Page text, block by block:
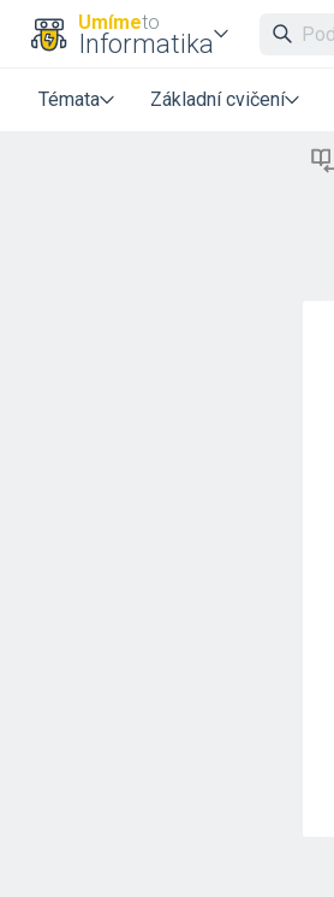
Umímeto
Informatika
Témata Základní cvičení